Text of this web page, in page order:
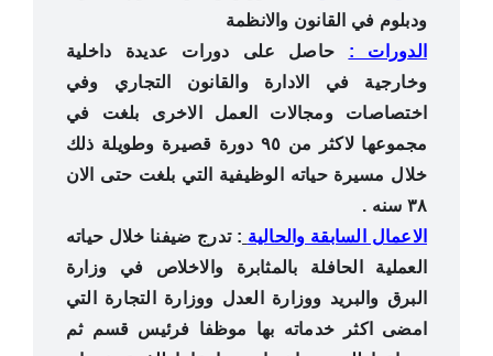
ودبلوم في القانون والانظمة
الدورات : حاصل على دورات عديدة داخلية
وخارجية في الادارة والقانون التجاري وفي
اختصاصات ومجالات العمل الاخرى بلغت في
مجموعها لاكثر من ٩٥ دورة قصيرة وطويلة ذلك
خلال مسيرة حياته الوظيفية التي بلغت حتى الان
٣٨ سنه .
الاعمال السابقة والحالية : تدرج ضيفنا خلال حياته
العملية الحافلة بالمثابرة والاخلاص في وزارة
البرق والبريد ووزارة العدل ووزارة التجارة التي
امضى اكثر خدماته بها موظفا فرئيس قسم ثم